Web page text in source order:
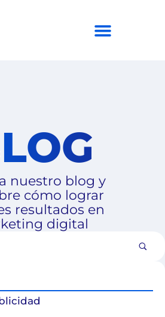
nuestro blog y
cómo lograr
resultados en
digital